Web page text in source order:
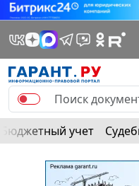
Бюджетный учет